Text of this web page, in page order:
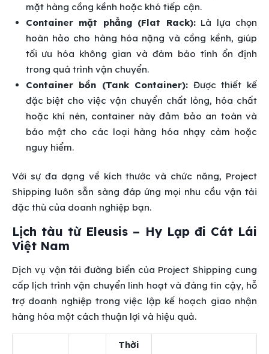
mặt hàng cồng kềnh hoặc khó tiếp cận.
Container mặt phẳng (Flat Rack):Là lựa chọn
hoàn hảo cho hàng hóa nặng và cồng kềnh, giúp
tối ưu hóa không gian và đảm bảo tính ổn định
trong quá trình vận chuyển.
Container bồn (Tank Container): Được thiết kế
đặc biệt cho việc vận chuyển chất lỏng, hóa chất
hoặc khí nén, container này đảm bảo an toàn và
bảo mật cho các loại hàng hóa nhạy cảm hoặc
nguy hiểm.
Với sự đa dạng về kích thước và chức năng, Project
Shipping luôn sẵn sàng đáp ứng mọi nhu cầu vận tải
đặc thù của doanh nghiệp bạn.
Lịch tàu từ Eleusis – Hy Lạp đi Cát Lái
Việt Nam
Dịch vụ vận tải đường biển của Project Shipping cung
cấp lịch trình vận chuyển linh hoạt và đáng tin cậy, hỗ
trợ doanh nghiệp trong việc lập kế hoạch giao nhận
hàng hóa một cách thuận lợi và hiệu quả.
Thời